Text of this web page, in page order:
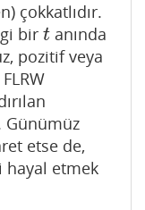
çokkatlıdır.
bir t
t anında
pozitif veya
Günümüz
etse de,
hayal etmek